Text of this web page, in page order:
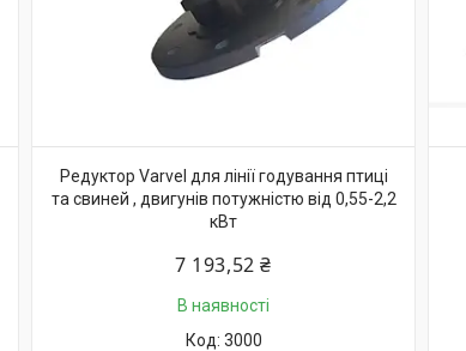
Редуктор Varvel для лінії годування птиці
та свиней , двигунів потужністю від 0,55-2,2
кВт
7 193,52 ₴
В наявності
3000